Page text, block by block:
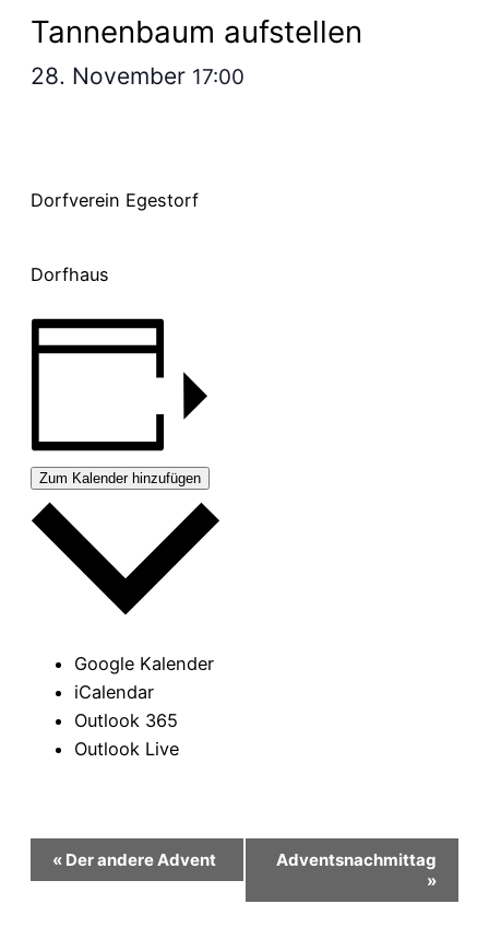
Tannenbaum aufstellen
28. November 17:00
Dorfverein Egestorf
Dorfhaus
Zum Kalender hinzufügen
Google Kalender
iCalendar
Outlook 365
Outlook Live
Veranstaltung-
« Der andere Advent
Adventsnachmittag
»